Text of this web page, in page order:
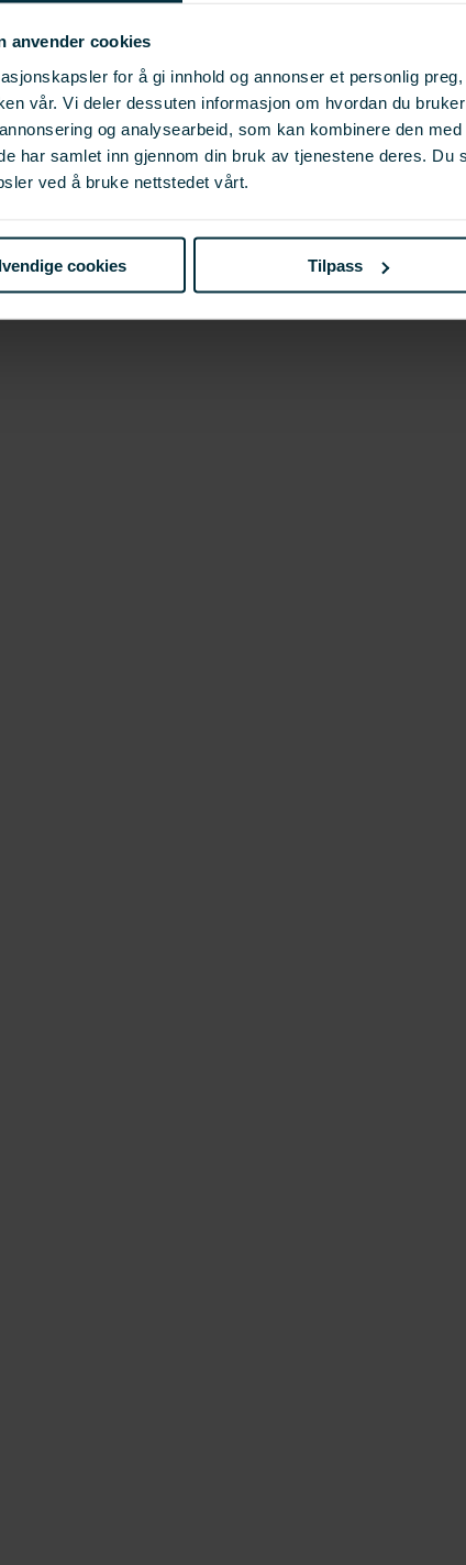
anvender cookies
for å gi innhold og annonser et personlig
vår. Vi deler dessuten informasjon om hvordan du
og analysearbeid, som kan kombinere den
har samlet inn gjennom din bruk av tjenestene deres.
ved å bruke nettstedet vårt.
cookies Tilpass